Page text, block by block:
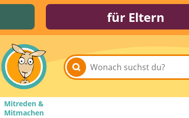
für Eltern
Mitreden &
Mitmachen